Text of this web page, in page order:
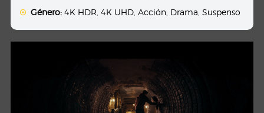
Género: 4K HDR ,4K UHD ,Acción Drama ,Suspenso